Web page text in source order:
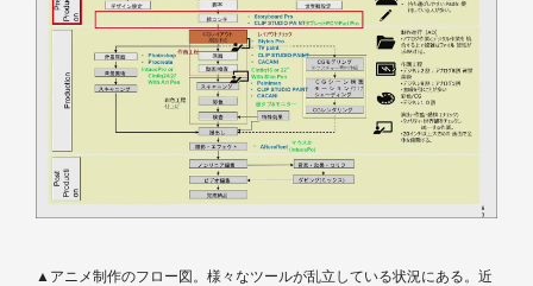
▲アニメ制作のフロー図。様々なツールが乱立している状況にある。近